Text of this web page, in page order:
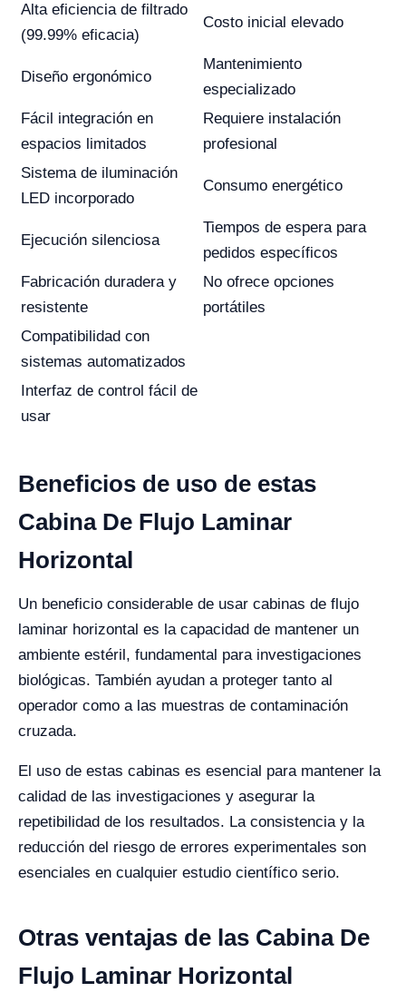
Alta eficiencia de filtrado
(99.99% eficacia)
Costo inicial elevado
Diseño ergonómico
Mantenimiento
especializado
Fácil integración en
espacios limitados
Requiere instalación
profesional
Sistema de iluminación
LED incorporado
Consumo energético
Ejecución silenciosa
Tiempos de espera para
pedidos específicos
Fabricación duradera y
resistente
No ofrece opciones
portátiles
Compatibilidad con
sistemas automatizados
Interfaz de control fácil de
usar
Beneficios de uso de estas
Cabina De Flujo Laminar
Horizontal
Un beneficio considerable de usar cabinas de flujo
laminar horizontal es la capacidad de mantener un
ambiente estéril, fundamental para investigaciones
biológicas. También ayudan a proteger tanto al
operador como a las muestras de contaminación
cruzada.
El uso de estas cabinas es esencial para mantener la
calidad de las investigaciones y asegurar la
repetibilidad de los resultados. La consistencia y la
reducción del riesgo de errores experimentales son
esenciales en cualquier estudio científico serio.
Otras ventajas de las Cabina De
Flujo Laminar Horizontal